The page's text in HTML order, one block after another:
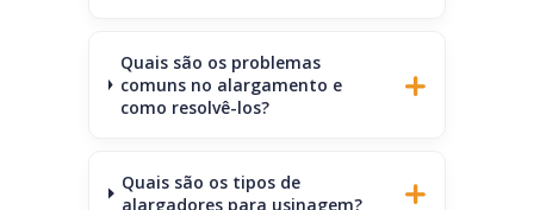
Quais são os problemas
comuns no alargamento e
como resolvê-los?
Quais são os tipos de
alargadores para usinagem?